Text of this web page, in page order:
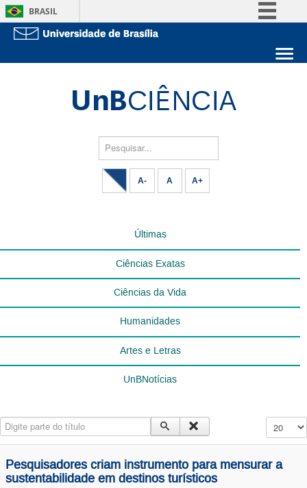
BRASIL
Acesso à informaçãoEstude na UnB
Pesquisar...
A- A A+
Últimas
Ciências Exatas
Ciências da Vida
Humanidades
Artes e Letras
UnBNotícias
Digite parte do título Exibir #
Pesquisadores criam instrumento para mensurar a
sustentabilidade em destinos turísticos